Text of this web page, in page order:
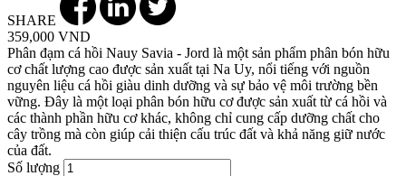
SHARE
359,000 VND
Phân đạm cá hồi Nauy Savia - Jord là một sản phẩm phân bón hữu
cơ chất lượng cao được sản xuất tại Na Uy, nổi tiếng với nguồn
nguyên liệu cá hồi giàu dinh dưỡng và sự bảo vệ môi trường bền
vững. Đây là một loại phân bón hữu cơ được sản xuất từ cá hồi và
các thành phần hữu cơ khác, không chỉ cung cấp dưỡng chất cho
cây trồng mà còn giúp cải thiện cấu trúc đất và khả năng giữ nước
của đất.
Số lượng